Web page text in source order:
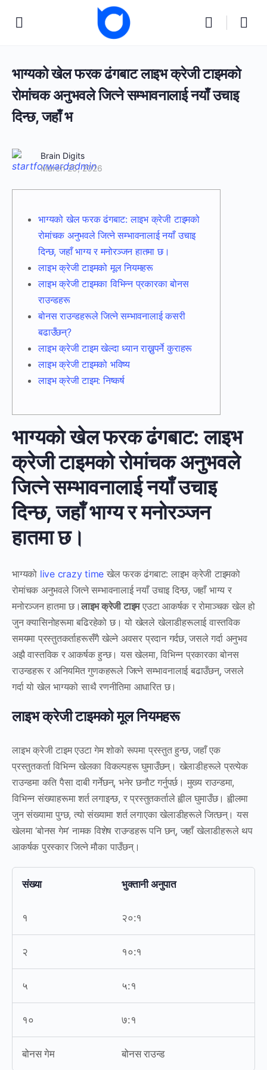
भाग्यको खेल फरक ढंगबाट लाइभ क्रेजी टाइमको
रोमांचक अनुभवले जित्ने सम्भावनालाई नयाँ उचाइ
दिन्छ, जहाँ भ
Brain Digits
March 25, 2026
भाग्यको खेल फरक ढंगबाट: लाइभ क्रेजी टाइमको
रोमांचक अनुभवले जित्ने सम्भावनालाई नयाँ उचाइ
दिन्छ, जहाँ भाग्य र मनोरञ्जन हातमा छ।
लाइभ क्रेजी टाइमको मूल नियमहरू
लाइभ क्रेजी टाइमका विभिन्न प्रकारका बोनस
राउन्डहरू
बोनस राउन्डहरूले जित्ने सम्भावनालाई कसरी
बढाउँछन्?
लाइभ क्रेजी टाइम खेल्दा ध्यान राख्नुपर्ने कुराहरू
लाइभ क्रेजी टाइमको भविष्य
लाइभ क्रेजी टाइम: निष्कर्ष
भाग्यको खेल फरक ढंगबाट: लाइभ
क्रेजी टाइमको रोमांचक अनुभवले
जित्ने सम्भावनालाई नयाँ उचाइ
दिन्छ, जहाँ भाग्य र मनोरञ्जन
हातमा छ।
भाग्यको live crazy time खेल फरक ढंगबाट: लाइभ क्रेजी टाइमको
रोमांचक अनुभवले जित्ने सम्भावनालाई नयाँ उचाइ दिन्छ, जहाँ भाग्य र
मनोरञ्जन हातमा छ।लाइभ क्रेजी टाइमएउटा आकर्षक र रोमाञ्चक खेल हो
जुन क्यासिनोहरूमा बढिरहेको छ। यो खेलले खेलाडीहरूलाई वास्तविक
समयमा प्रस्तुतकर्ताहरूसँगै खेल्ने अवसर प्रदान गर्दछ, जसले गर्दा अनुभव
अझै वास्तविक र आकर्षक हुन्छ। यस खेलमा, विभिन्न प्रकारका बोनस
राउन्डहरू र अनियमित गुणकहरूले जित्ने सम्भावनालाई बढाउँछन्, जसले
गर्दा यो खेल भाग्यको साथै रणनीतिमा आधारित छ।
लाइभ क्रेजी टाइमको मूल नियमहरू
लाइभ क्रेजी टाइम एउटा गेम शोको रूपमा प्रस्तुत हुन्छ, जहाँ एक
प्रस्तुतकर्ता विभिन्न खेलका विकल्पहरू घुमाउँछन्। खेलाडीहरूले प्रत्येक
राउन्डमा कति पैसा दाबी गर्नेछन्, भनेर छनौट गर्नुपर्छ। मुख्य राउन्डमा,
विभिन्न संख्याहरूमा शर्त लगाइन्छ, र प्रस्तुतकर्ताले ह्वील घुमाउँछ। ह्वीलमा
जुन संख्यामा पुग्छ, त्यो संख्यामा शर्त लगाएका खेलाडीहरूले जित्छन्। यस
खेलमा ‘बोनस गेम’ नामक विशेष राउन्डहरू पनि छन्, जहाँ खेलाडीहरूले थप
आकर्षक पुरस्कार जित्ने मौका पाउँछन्।
संख्या भुक्तानी अनुपात
१ २०:१
२ १०:१
५ ५:१
१० ७:१
बोनस गेम बोनस राउन्ड